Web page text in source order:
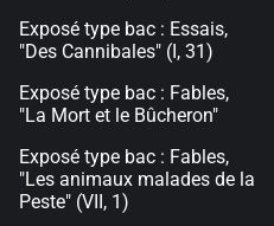
Exposé type bac : Essais,
"Des Cannibales" (I, 31)
Exposé type bac : Fables,
"La Mort et le Bûcheron"
Exposé type bac : Fables,
"Les animaux malades de la
Peste" (VII, 1)